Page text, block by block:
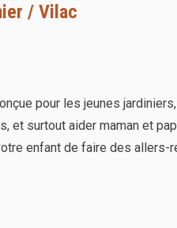
/ Vilac
pour les jeunes
et surtout aider maman et
enfant de faire des allers-